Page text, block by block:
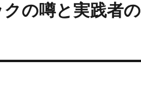
の噂と実践者の